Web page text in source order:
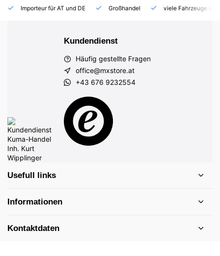
Importeur für AT und DE Großhandel viele Fahrzeuge auf
Kundendienst
Häufig gestellte Fragen
office@mxstore.at
+43 676 9232554
Usefull links
Informationen
Kontaktdaten